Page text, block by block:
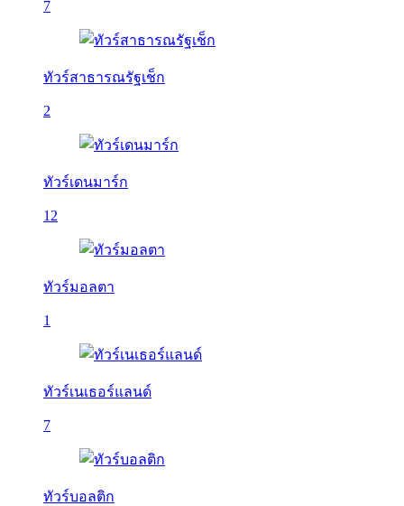
7
ทัวร์สาธารณรัฐเช็ก
2
ทัวร์เดนมาร์ก
12
ทัวร์มอลตา
1
ทัวร์เนเธอร์แลนด์
7
ทัวร์บอลติก